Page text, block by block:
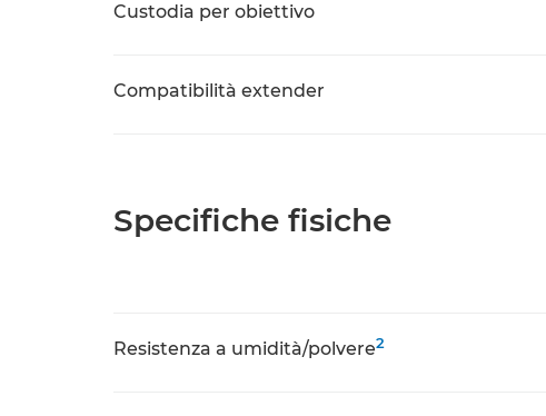
Custodia per obiettivo
Compatibilità extender
Specifiche fisiche
Resistenza a umidità/polvere2